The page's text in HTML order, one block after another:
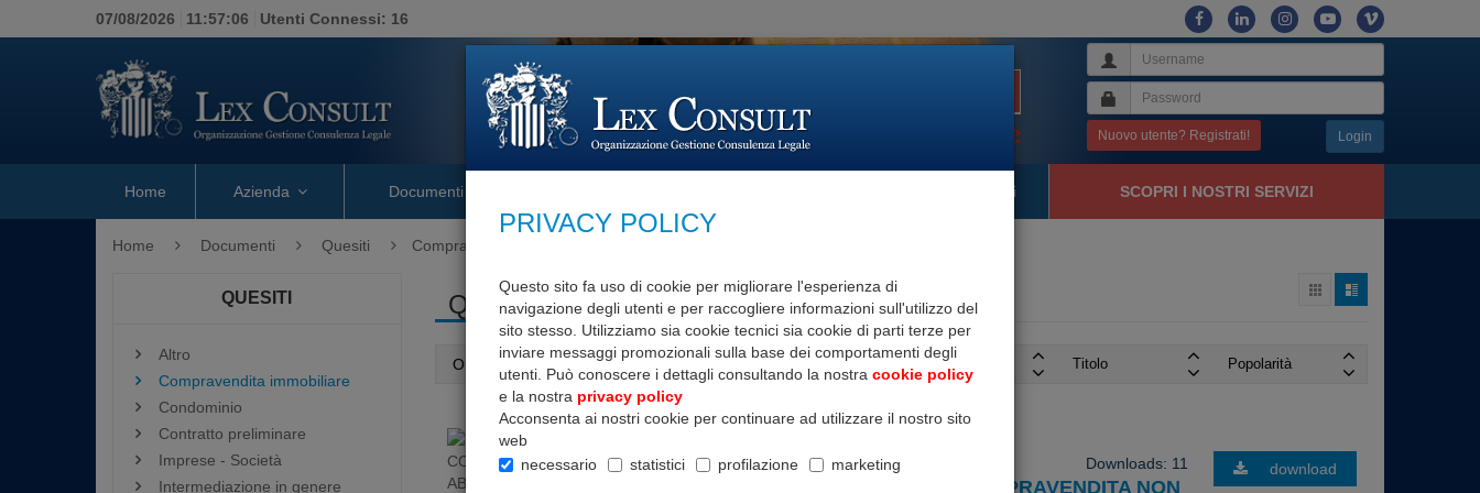
07/08/2026 11:57:07 Utenti Connessi: 16
Nuovo utente? Registrati! Login
Home Azienda Documenti Contatti SCOPRI I NOSTRI SERVIZI
Home Documenti Quesiti Compravendita immobiliare
QUESITI
Altro
Compravendita immobiliare
Condominio
Contratto preliminare
Imprese - Società
Intermediazione in genere
Quesiti
Ordina per: Download Titolo Popolarità
download
Data 24/09/2018
Downloads: 11
PARERE N°790/B: IN UNA COMPRAVENDITA NON
PRIVACY POLICY
Questo sito fa uso di cookie per migliorare l'esperienza di
navigazione degli utenti e per raccogliere informazioni sull'utilizzo del
sito stesso. Utilizziamo sia cookie tecnici sia cookie di parti terze per
inviare messaggi promozionali sulla base dei comportamenti degli
utenti. Può conoscere i dettagli consultando la nostra cookie policy
e la nostra privacy policy
Acconsenta ai nostri cookie per continuare ad utilizzare il nostro sito
web
necessario
statistici profilazione marketing